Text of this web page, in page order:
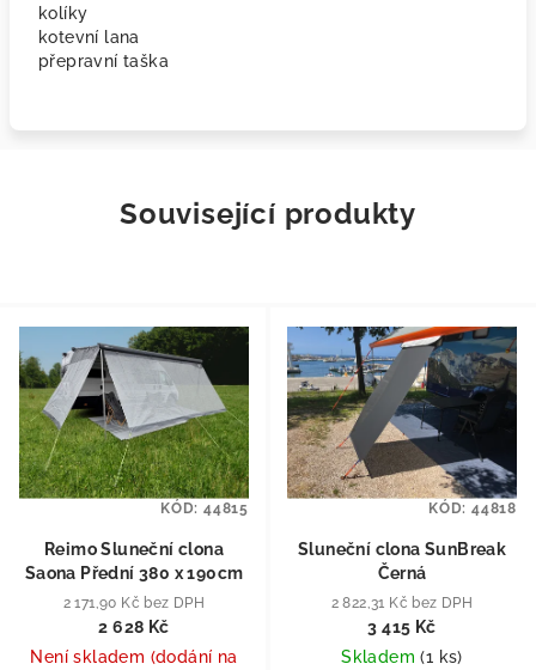
kolíky
kotevní lana
přepravní taška
Související produkty
Reimo Sluneční clona
Saona Přední 380 x 190cm
2 171,90 Kč bez DPH
2 628 Kč
Není skladem (dodání na
KÓD: 44815
Sluneční clona SunBreak
Černá
2 822,31 Kč bez DPH
3 415 Kč
Skladem(1 ks)
KÓD: 44818